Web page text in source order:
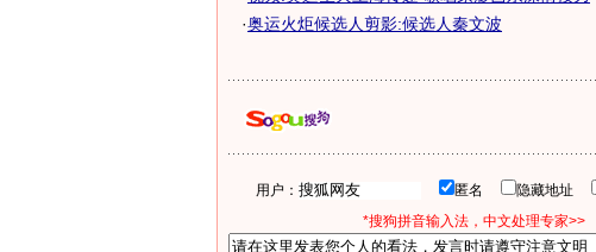
·奥运火炬候选人剪影:候选人秦文波
用户： 匿名 隐藏地址
*搜狗拼音输入法，中文处理专家>>